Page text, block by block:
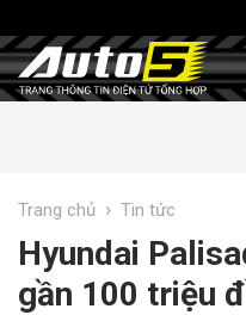
Trang chủ › Tin tức
Hyundai
gần 100 triệu